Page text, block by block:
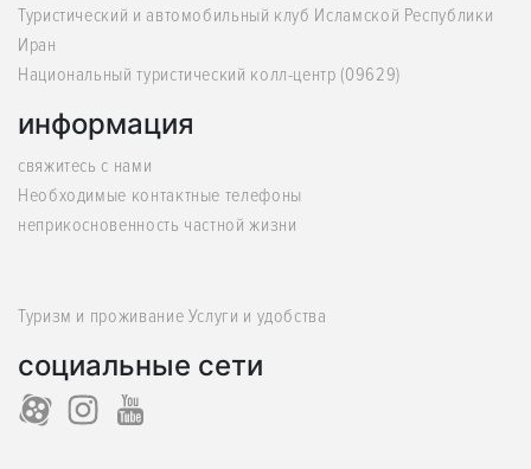
Туристический и автомобильный клуб Исламской Республики
Иран
Национальный туристический колл-центр (09629)
информация
свяжитесь с нами
Необходимые контактные телефоны
неприкосновенность частной жизни
Туризм и проживание Услуги и удобства
социальные сети